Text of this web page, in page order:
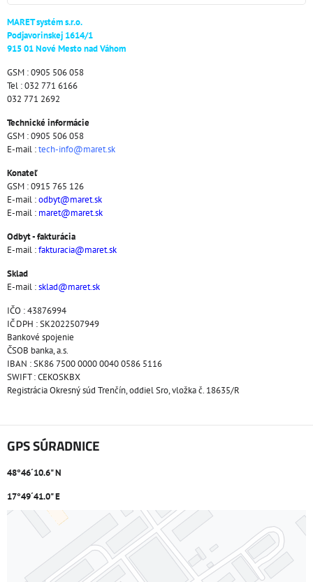
MARET systém s.r.o.
Podjavorinskej 1614/1
915 01 Nové Mesto nad Váhom
GSM : 0905 506 058
Tel : 032 771 6166
032 771 2692
Technické informácie
GSM : 0905 506 058
E-mail :tech-info@maret.sk
Konateľ
GSM : 0915 765 126
E-mail :odbyt@maret.sk
E-mail : maret@maret.sk
Odbyt - fakturácia
E-mail :fakturacia@maret.sk
Sklad
E-mail :sklad@maret.sk
IČO : 43876994
IČ DPH : SK2022507949
Bankové spojenie
ČSOB banka, a.s.
IBAN : SK86 7500 0000 0040 0586 5116
SWIFT : CEKOSKBX
Registrácia Okresný súd Trenčín, oddiel Sro, vložka č. 18635/R
GPS SÚRADNICE
48°46´10.6" N
17°49´41.0" E
Externý obsah je blokovaný Voľbami súkromia